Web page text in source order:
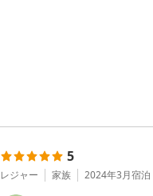
5
レジャー 家族 2024年3月宿泊